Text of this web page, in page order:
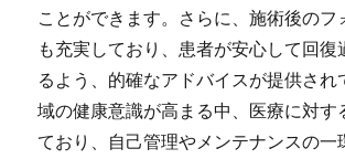
ことができます。さらに、施術後のフ
も充実しており、患者が安心して回復
るよう、的確なアドバイスが提供され
域の健康意識が高まる中、医療に対す
ており、自己管理やメンテナンスの一